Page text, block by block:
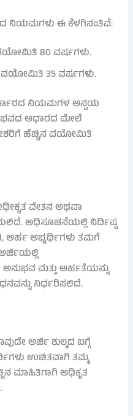
ನಿಯಮಗಳು ಈ ಕೆಳಗಿನಂತಿವೆ:
80 ವರ್ಷಗಳು.
ವಯೋಮಿತಿ 35 ವರ್ಷಗಳು.
ನಿಯಮಗಳ ಅನ್ವಯ
ಆಧಾರದ ಮೇಲೆ
ಹೆಚ್ಚಿನ ವಯೋಮಿತಿ
ವೇತನ ಅಥವಾ
ಅಧಿಸೂಚನೆಯಲ್ಲಿ ನಿರ್ದಿಷ್ಟ
ಅರ್ಹ ಅಭ್ಯರ್ಥಿಗಳು ತಮಗೆ
ಮತ್ತು ಅರ್ಹತೆಯನ್ನು
ನಿರ್ಧರಿಸಲಿದೆ.
ಅರ್ಜಿ ಶುಲ್ಕದ ಬಗ್ಗೆ
ಉಚಿತವಾಗಿ ತಮ್ಮ
ಮಾಹಿತಿಗಾಗಿ ಅಧಿಕೃತ